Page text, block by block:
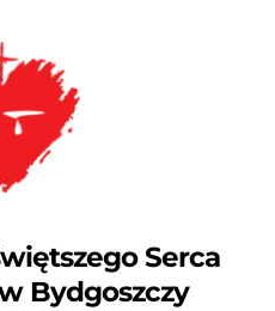
Serca
Bydgoszczy